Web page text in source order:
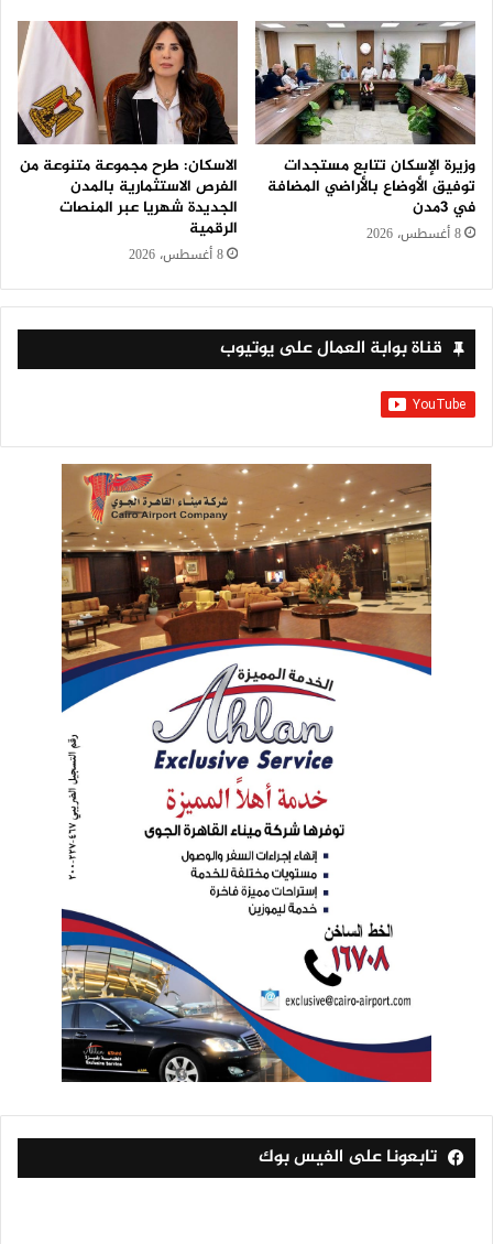
وزيرة الإسكان تتابع مستجدات
توفيق الأوضاع بالأراضي المضافة
في 3مدن
8 أغسطس، 2026
الاسكان: طرح مجموعة متنوعة من
الفرص الاستثمارية بالمدن
الجديدة شهريا عبر المنصات
الرقمية
8 أغسطس، 2026
قناة بوابة العمال على يوتيوب
تابعونا على الفيس بوك